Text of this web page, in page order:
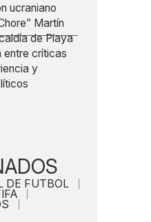
ucraniano
Martín
de Playa
entre críticas
y
DE FUTBOL